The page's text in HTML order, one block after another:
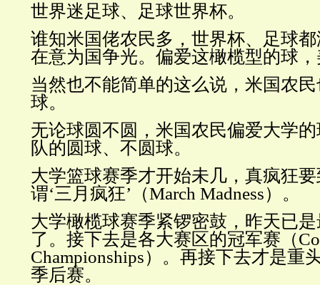
世界迷足球、足球世界杯。
谁知米国佬农民多，世界杯、足球
在意为国争光。偏爱这橄榄型的球
当然也不能简单的这么说，米国农
球。
无论球圆不圆，米国农民偏爱大学
队的圆球、不圆球。
大学篮球赛季才开始未几，真疯狂
谓‘三月疯狂’（March Madness）。
大学橄榄球赛季紧锣密鼓，昨天已
了。接下去是各大赛区的冠军赛（
Championships）。再接下去才是重
季后赛。